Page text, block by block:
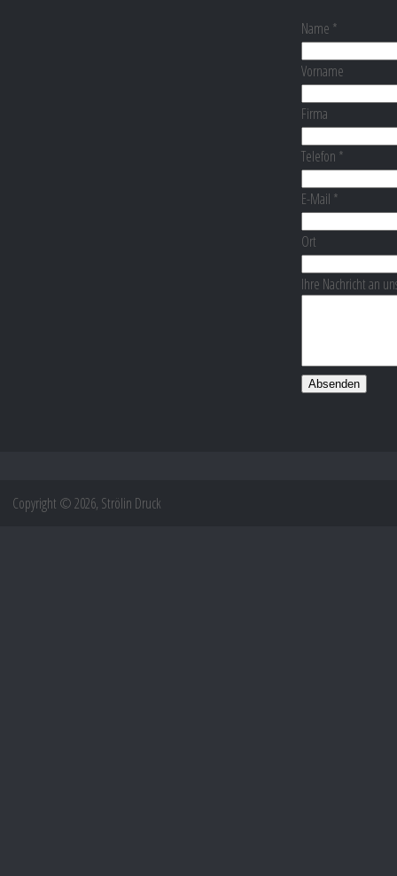
Name *
Vorname
Firma
Telefon *
E-Mail *
Ort
Ihre Nachricht an
Copyright © 2026, Strölin Druck